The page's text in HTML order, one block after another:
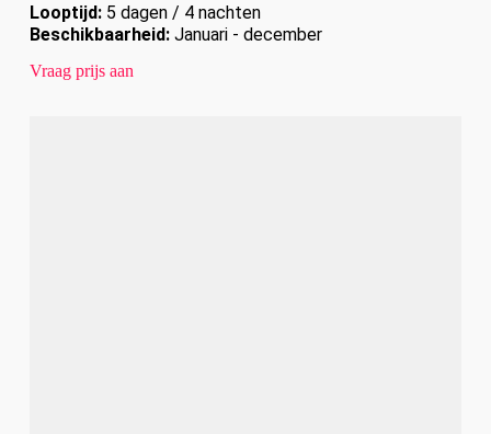
Looptijd:5 dagen / 4 nachten
Beschikbaarheid:Januari - december
Vraag prijs aan